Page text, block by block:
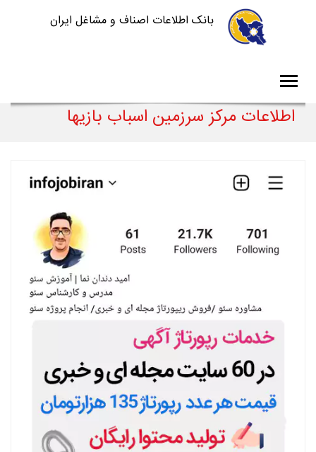
بانک اطلاعات اصناف و مشاغل ایران
اطلاعات مرکز سرزمین اسباب بازیها